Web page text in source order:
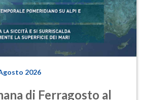
2026
di Ferragosto al